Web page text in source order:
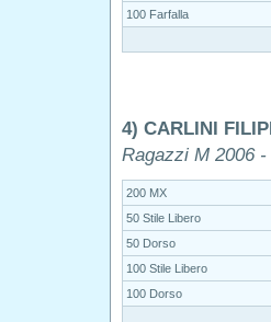
100 Farfalla
4) CARLINI
Ragazzi M 2006
200 MX
50 Stile Libero
50 Dorso
100 Stile Libero
100 Dorso